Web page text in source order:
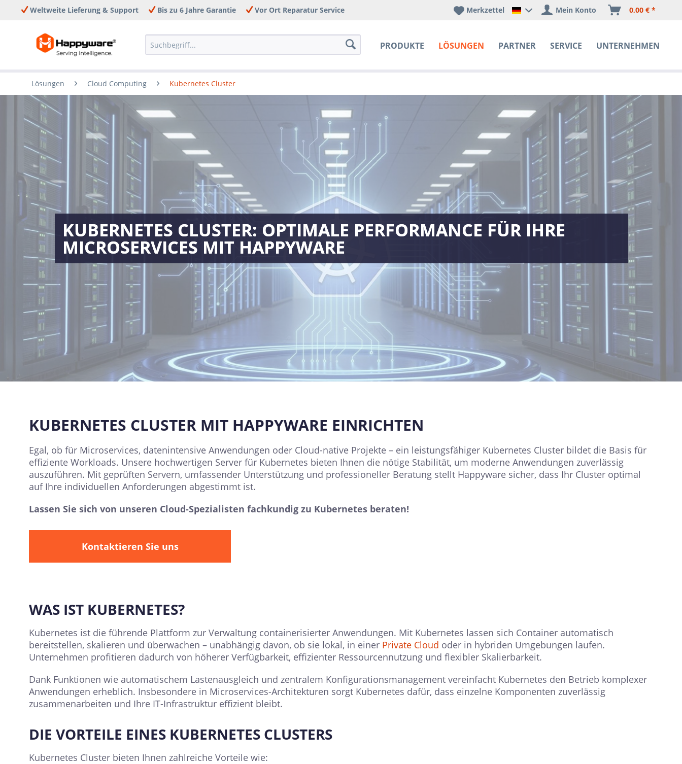
Weltweite Lieferung & Support Bis zu 6 Jahre Garantie Vor Ort Reparatur Service
PRODUKTE LÖSUNGEN PARTNER SERVICE UNTERNEHMEN
Happyware Deutschland
Merkzettel Mein Konto 0,00 € *
Lösungen Cloud Computing Kubernetes Cluster
KUBERNETES CLUSTER: OPTIMALE PERFORMANCE FÜR IHRE
MICROSERVICES MIT HAPPYWARE
KUBERNETES CLUSTER MIT HAPPYWARE EINRICHTEN
Egal, ob für Microservices, datenintensive Anwendungen oder Cloud-native Projekte – ein leistungsfähiger Kubernetes Cluster bildet die Basis für
effiziente Workloads. Unsere hochwertigen Server für Kubernetes bieten Ihnen die nötige Stabilität, um moderne Anwendungen zuverlässig
auszuführen. Mit geprüften Servern, umfassender Unterstützung und professioneller Beratung stellt Happyware sicher, dass Ihr Cluster optimal
auf Ihre individuellen Anforderungen abgestimmt ist.
Lassen Sie sich von unseren Cloud-Spezialisten fachkundig zu Kubernetes beraten!
Kontaktieren Sie uns
WAS IST KUBERNETES?
Kubernetes ist die führende Plattform zur Verwaltung containerisierter Anwendungen. Mit Kubernetes lassen sich Container automatisch
bereitstellen, skalieren und überwachen – unabhängig davon, ob sie lokal, in einer Private Cloud oder in hybriden Umgebungen laufen.
Unternehmen profitieren dadurch von höherer Verfügbarkeit, effizienter Ressourcennutzung und flexibler Skalierbarkeit.
Dank Funktionen wie automatischem Lastenausgleich und zentralem Konfigurationsmanagement vereinfacht Kubernetes den Betrieb komplexer
Anwendungen erheblich. Insbesondere in Microservices-Architekturen sorgt Kubernetes dafür, dass einzelne Komponenten zuverlässig
zusammenarbeiten und Ihre IT-Infrastruktur effizient bleibt.
DIE VORTEILE EINES KUBERNETES CLUSTERS
Kubernetes Cluster bieten Ihnen zahlreiche Vorteile wie: